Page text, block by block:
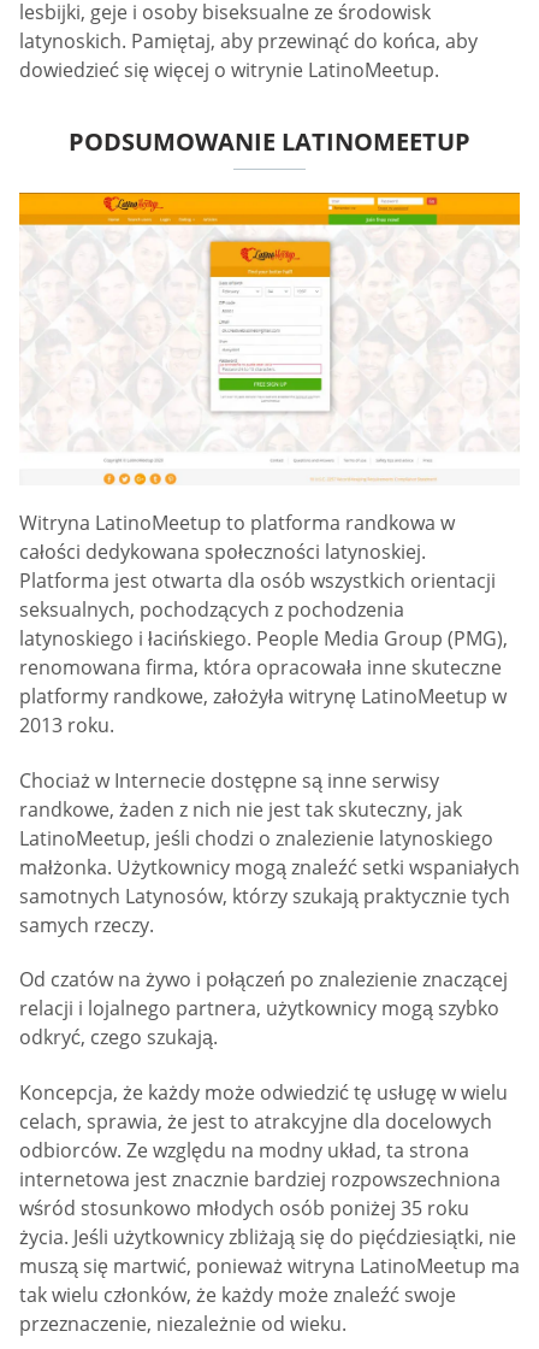
lesbijki, geje i osoby biseksualne ze środowisk
latynoskich. Pamiętaj, aby przewinąć do końca, aby
dowiedzieć się więcej o witrynie LatinoMeetup.
PODSUMOWANIE LATINOMEETUP
Witryna LatinoMeetup to platforma randkowa w
całości dedykowana społeczności latynoskiej.
Platforma jest otwarta dla osób wszystkich orientacji
seksualnych, pochodzących z pochodzenia
latynoskiego i łacińskiego. People Media Group (PMG),
renomowana firma, która opracowała inne skuteczne
platformy randkowe, założyła witrynę LatinoMeetup w
2013 roku.
Chociaż w Internecie dostępne są inne serwisy
randkowe, żaden z nich nie jest tak skuteczny, jak
LatinoMeetup, jeśli chodzi o znalezienie latynoskiego
małżonka. Użytkownicy mogą znaleźć setki wspaniałych
samotnych Latynosów, którzy szukają praktycznie tych
samych rzeczy.
Od czatów na żywo i połączeń po znalezienie znaczącej
relacji i lojalnego partnera, użytkownicy mogą szybko
odkryć, czego szukają.
Koncepcja, że każdy może odwiedzić tę usługę w wielu
celach, sprawia, że jest to atrakcyjne dla docelowych
odbiorców. Ze względu na modny układ, ta strona
internetowa jest znacznie bardziej rozpowszechniona
wśród stosunkowo młodych osób poniżej 35 roku
życia. Jeśli użytkownicy zbliżają się do pięćdziesiątki, nie
muszą się martwić, ponieważ witryna LatinoMeetup ma
tak wielu członków, że każdy może znaleźć swoje
przeznaczenie, niezależnie od wieku.